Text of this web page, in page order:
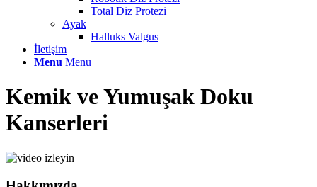
Total Diz Protezi
Ayak
Halluks Valgus
İletişim
Menu Menu
Kemik ve Yumuşak Doku
Kanserleri